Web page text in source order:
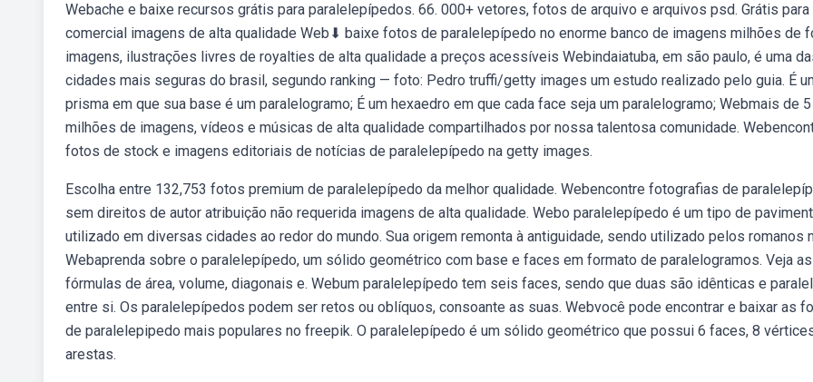
Webache e baixe recursos grátis para paralelepípedos. 66. 000+ vetores, fotos de arquivo e arquivos psd. Grátis para
comercial imagens de alta qualidade Web⬇ baixe fotos de paralelepípedo no enorme banco de imagens milhões de
imagens, ilustrações livres de royalties de alta qualidade a preços acessíveis Webindaiatuba, em são paulo, é uma
cidades mais seguras do brasil, segundo ranking — foto: Pedro truffi/getty images um estudo realizado pelo guia. É
prisma em que sua base é um paralelogramo; É um hexaedro em que cada face seja um paralelogramo; Webmais de 5
milhões de imagens, vídeos e músicas de alta qualidade compartilhados por nossa talentosa comunidade.
fotos de stock e imagens editoriais de notícias de paralelepípedo na getty images.
Escolha entre 132,753 fotos premium de paralelepípedo da melhor qualidade. Webencontre fotografias de
sem direitos de autor atribuição não requerida imagens de alta qualidade. Webo paralelepípedo é um tipo de
utilizado em diversas cidades ao redor do mundo. Sua origem remonta à antiguidade, sendo utilizado pelos romanos
Webaprenda sobre o paralelepípedo, um sólido geométrico com base e faces em formato de paralelogramos. Veja as
fórmulas de área, volume, diagonais e. Webum paralelepípedo tem seis faces, sendo que duas são idênticas e
entre si. Os paralelepípedos podem ser retos ou oblíquos, consoante as suas. Webvocê pode encontrar e baixar as
de paralelepipedo mais populares no freepik. O paralelepípedo é um sólido geométrico que possui 6 faces, 8
arestas.